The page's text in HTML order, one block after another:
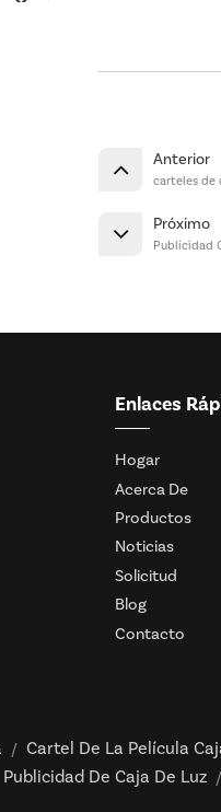
Anterior
carteles de
Próximo
Publicidad
Enlaces
Hogar
Acerca De
Productos
Noticias
Solicitud
Blog
Contacto
/ Cartel De La Película
Publicidad De Caja De Luz /